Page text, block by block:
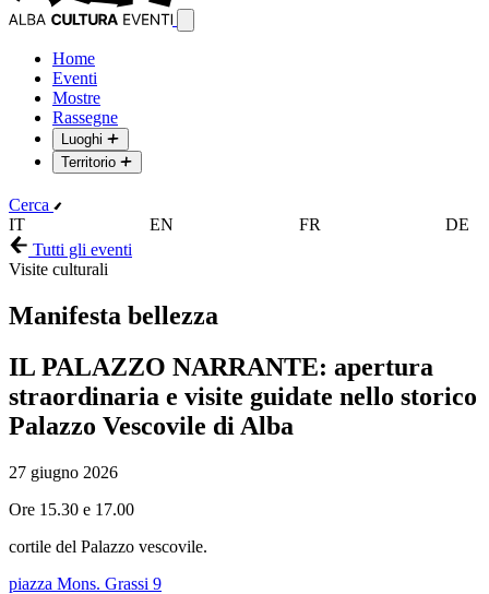
Home
Eventi
Mostre
Rassegne
Luoghi
Territorio
Cerca
IT
EN FR
DE
Tutti gli eventi
Visite culturali
Manifesta bellezza
IL PALAZZO NARRANTE: apertura
straordinaria e visite guidate nello storico
Palazzo Vescovile di Alba
27 giugno 2026
Ore 15.30 e 17.00
cortile del Palazzo vescovile.
piazza Mons. Grassi 9